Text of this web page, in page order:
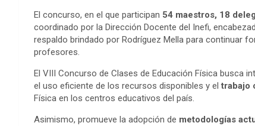
El concurso, en el que participan 54 maestros, 18
coordinado por la Dirección Docente del Inefi,
respaldo brindado por Rodríguez Mella para continuar
profesores.
El VIII Concurso de Clases de Educación Física busca
el uso eficiente de los recursos disponibles y eltrabajo
Física en los centros educativos del país.
Asimismo, promueve la adopción de metodologías